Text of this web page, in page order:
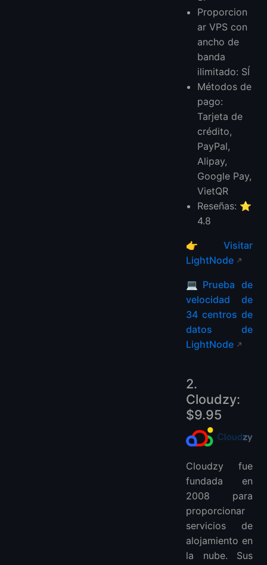
Proporcion
ar VPS con
ancho de
banda
ilimitado: SÍ
Métodos de
pago:
Tarjeta de
crédito,
PayPal,
Alipay,
Google Pay,
VietQR
Reseñas: ⭐
4.8
👉 Visitar
LightNode
💻 Prueba de
velocidad de
34 centros de
datos de
LightNode
2.
Cloudzy:
$9.95
Cloudzy fue
fundada en
2008 para
proporcionar
servicios de
alojamiento en
la nube. Sus